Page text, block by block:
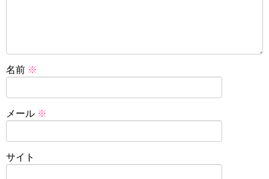
名前 ※
メール ※
サイト